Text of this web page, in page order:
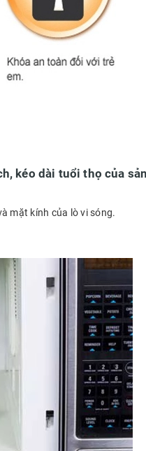
kéo dài tuổi thọ của
mặt kính của lò vi sóng.